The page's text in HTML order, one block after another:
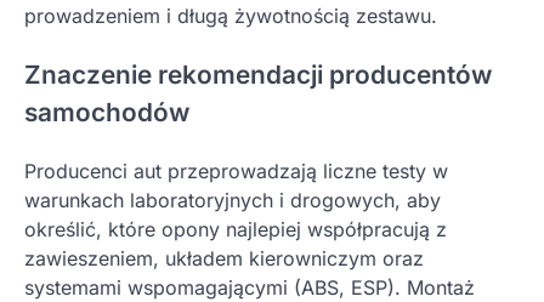
prowadzeniem i długą żywotnością zestawu.
Znaczenie rekomendacji producentów
samochodów
Producenci aut przeprowadzają liczne testy w
warunkach laboratoryjnych i drogowych, aby
określić, które opony najlepiej współpracują z
zawieszeniem, układem kierowniczym oraz
systemami wspomagającymi (ABS, ESP). Montaż